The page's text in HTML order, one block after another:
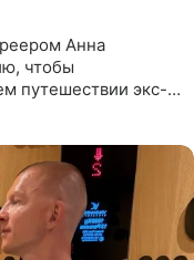
Анна
чтобы
путешествии экс-